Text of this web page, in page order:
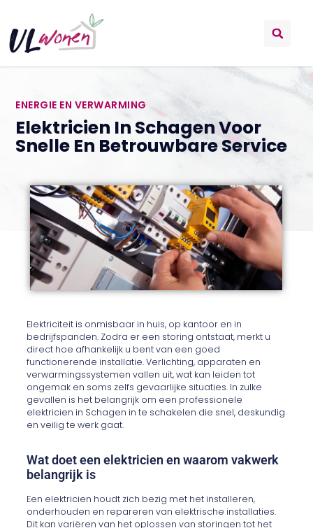
ENERGIE EN VERWARMING
Elektricien In Schagen Voor
Snelle En Betrouwbare Service
Elektriciteit is onmisbaar in huis, op kantoor en in
bedrijfspanden. Zodra er een storing ontstaat, merkt u
direct hoe afhankelijk u bent van een goed
functionerende installatie. Verlichting, apparaten en
verwarmingssystemen vallen uit, wat kan leiden tot
ongemak en soms zelfs gevaarlijke situaties. In zulke
gevallen is het belangrijk om een professionele
elektricien in Schagen in te schakelen die snel, deskundig
en veilig te werk gaat.
Wat doet een elektricien en waarom vakwerk
belangrijk is
Een elektricien houdt zich bezig met het installeren,
onderhouden en repareren van elektrische installaties.
Dit kan variëren van het oplossen van storingen tot het